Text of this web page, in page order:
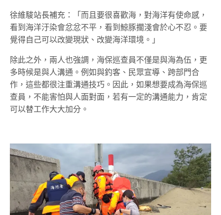
徐維駿站長補充：「而且要很喜歡海，對海洋有使命感，
看到海洋汙染會忿忿不平，看到鯨豚擱淺會於心不忍。要
覺得自己可以改變現狀、改變海洋環境。」
除此之外，兩人也強調，海保巡查員不僅是與海為伍，更
多時候是與人溝通。例如與釣客、民眾宣導、跨部門合
作，這些都很注重溝通技巧。因此，如果想要成為海保巡
查員，不能害怕與人面對面，若有一定的溝通能力，肯定
可以替工作大大加分。